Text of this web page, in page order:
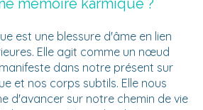
est une blessure d'âme en lien
Elle agit comme un nœud
dans notre présent sur
et nos corps subtils. Elle nous
d'avancer sur notre chemin de vie